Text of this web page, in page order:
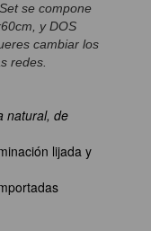
se compone
y DOS
cambiar los
redes.
natural, de
lijada y